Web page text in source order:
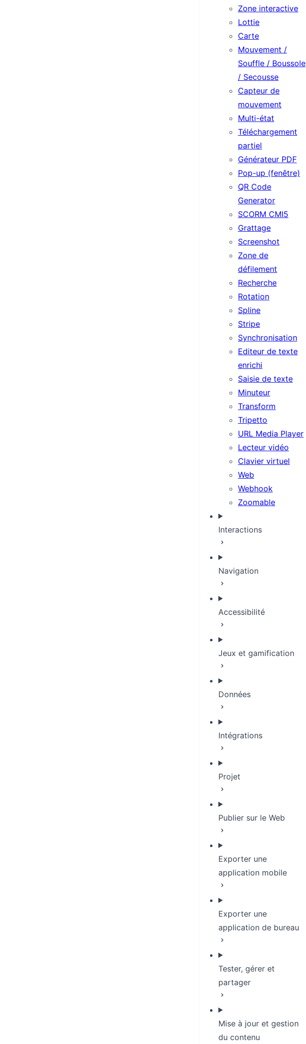
Zone interactive
Lottie
Carte
Mouvement /
Souffle / Boussole
/ Secousse
Capteur de
mouvement
Multi-état
Téléchargement
partiel
Générateur PDF
Pop-up (fenêtre)
QR Code
Generator
SCORM CMI5
Grattage
Screenshot
Zone de
défilement
Recherche
Rotation
Spline
Stripe
Synchronisation
Editeur de texte
enrichi
Saisie de texte
Minuteur
Transform
Tripetto
URL Media Player
Lecteur vidéo
Clavier virtuel
Web
Webhook
Zoomable
Interactions
Navigation
Accessibilité
Jeux et gamification
Données
Intégrations
Projet
Publier sur le Web
Exporter une
application mobile
Exporter une
application de bureau
Tester, gérer et
partager
Mise à jour et gestion
du contenu